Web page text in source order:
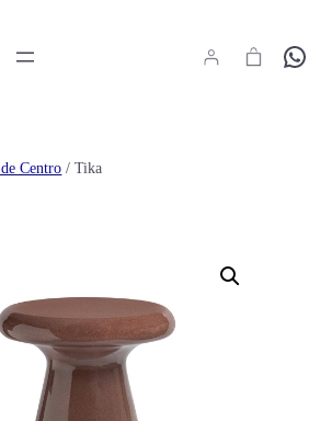
Hola
Centro / Tika